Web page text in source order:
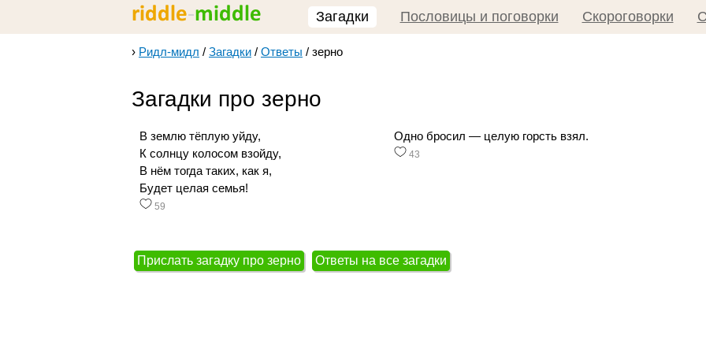
Загадки Пословицы и поговорки Скороговорки
› Ридл-мидл / Загадки / Ответы / зерно
Загадки про зерно
В землю тёплую уйду,
К солнцу колосом взойду,
В нём тогда таких, как я,
Будет целая семья!
59
Одно бросил — целую горсть взял.
43
Прислать загадку про зерно Ответы на все загадки